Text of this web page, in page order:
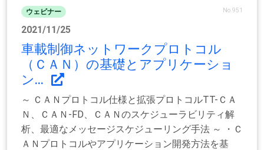
ウェビナー No.951
2021/11/25
車載制御ネットワークプロトコル
（ＣＡＮ）の基礎とアプリケーショ
ン...
～ ＣＡＮプロトコル仕様と拡張プロトコルTT-ＣＡ
Ｎ、ＣＡＮ-FD、ＣＡＮのスケジューラビリティ解
析、最適なメッセージスケジューリング手法 ～ ・Ｃ
ＡＮプロトコルやアプリケーション開発方法を基